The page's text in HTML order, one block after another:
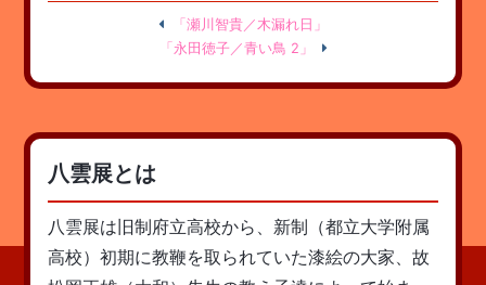
「瀬川智貴／木漏れ日」
「永田徳子／青い鳥 2」
八雲展とは
八雲展は旧制府立高校から、新制（都立大学附属
高校）初期に教鞭を取られていた漆絵の大家、故